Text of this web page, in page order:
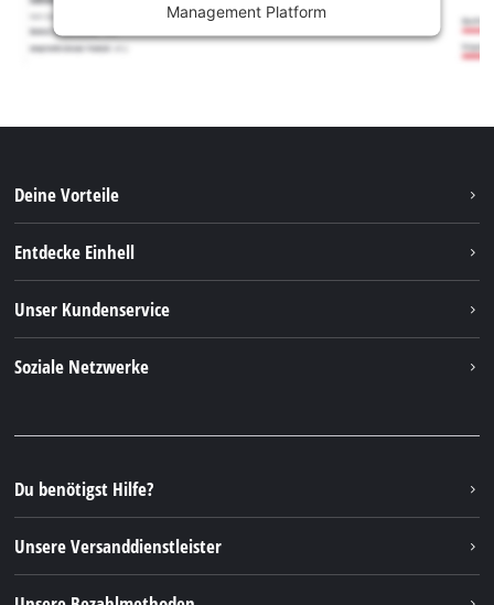
Management Platform
Deine Vorteile
Entdecke Einhell
Nachhaltigkeit
Unser Kundenservice
FAQs
Rücksendungen / Widerruf
Verpackungsrichtlinien
Soziale Netzwerke
Instagram
TikTok
Pinterest
Linkedin
Du benötigst Hilfe?
Unsere Versanddienstleister